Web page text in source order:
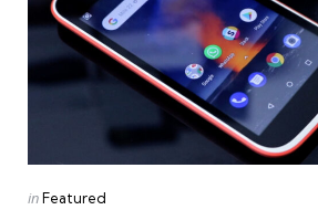
Posted
inFeatured